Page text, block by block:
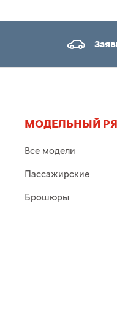
МОДЕЛЬНЫЙ
Все модели
Пассажирские
Брошюры